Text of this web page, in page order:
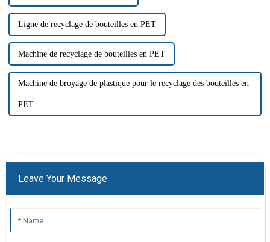
Ligne de recyclage de bouteilles en PET
Machine de recyclage de bouteilles en PET
Machine de broyage de plastique pour le recyclage des bouteilles en
PET
Leave Your Message